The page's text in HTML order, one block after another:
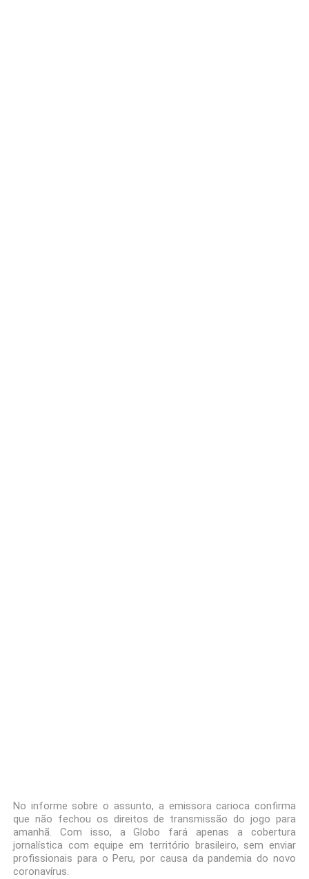
No informe sobre o assunto, a emissora carioca confirma
que não fechou os direitos de transmissão do jogo para
amanhã. Com isso, a Globo fará apenas a cobertura
jornalística com equipe em território brasileiro, sem enviar
profissionais para o Peru, por causa da pandemia do novo
coronavírus.